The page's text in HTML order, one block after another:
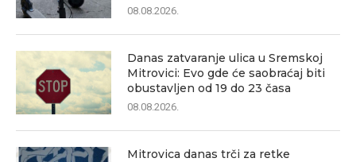
08.08.2026.
Danas zatvaranje ulica u Sremskoj
Mitrovici: Evo gde će saobraćaj biti
obustavljen od 19 do 23 časa
08.08.2026.
Mitrovica danas trči za retke